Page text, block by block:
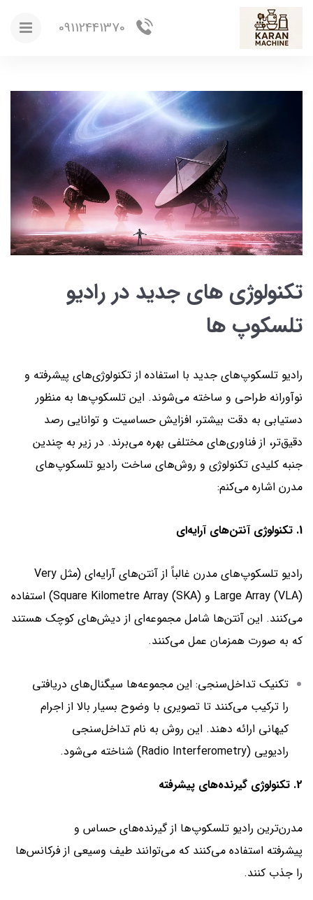
تکنولوژی های جدید در رادیو
تلسکوپ ها
رادیو تلسکوپ‌های جدید با استفاده از تکنولوژی‌های پیشرفته و
نوآورانه طراحی و ساخته می‌شوند. این تلسکوپ‌ها به منظور
دستیابی به دقت بیشتر، افزایش حساسیت و توانایی رصد
دقیق‌تر، از فناوری‌های مختلفی بهره می‌برند. در زیر به چندین
جنبه کلیدی تکنولوژی و روش‌های ساخت رادیو تلسکوپ‌های
مدرن اشاره می‌کنم:
1. تکنولوژی آنتن‌های آرایه‌ای
رادیو تلسکوپ‌های مدرن غالباً از آنتن‌های آرایه‌ای (مثل Very
Large Array (VLA) و Square Kilometre Array (SKA)) استفاده
می‌کنند. این آنتن‌ها شامل مجموعه‌ای از دیش‌های کوچک هستند
که به صورت همزمان عمل می‌کنند.
تکنیک تداخل‌سنجی: این مجموعه‌ها سیگنال‌های دریافتی
را ترکیب می‌کنند تا تصویری با وضوح بسیار بالا از اجرام
کیهانی ارائه دهند. این روش به نام تداخل‌سنجی
رادیویی (Radio Interferometry) شناخته می‌شود.
2. تکنولوژی گیرنده‌های پیشرفته
مدرن‌ترین رادیو تلسکوپ‌ها از گیرنده‌های حساس و
پیشرفته استفاده می‌کنند که می‌توانند طیف وسیعی از فرکانس‌ها
را جذب کنند.